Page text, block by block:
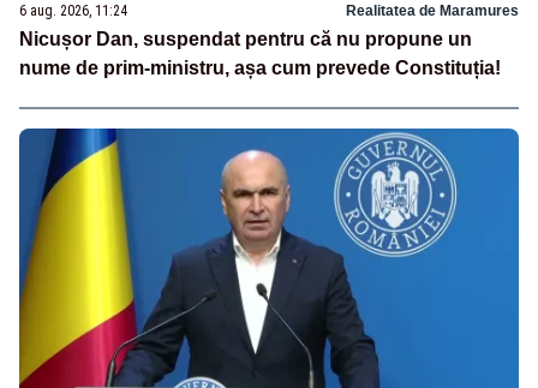
6 aug. 2026, 11:24 Realitatea de Maramures
Nicușor Dan, suspendat pentru că nu propune un
nume de prim-ministru, așa cum prevede Constituția!